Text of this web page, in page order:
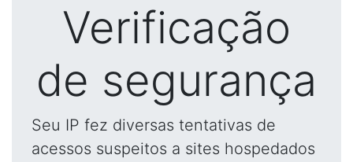
Verificação
de segurança
Seu IP fez diversas tentativas de
acessos suspeitos a sites hospedados